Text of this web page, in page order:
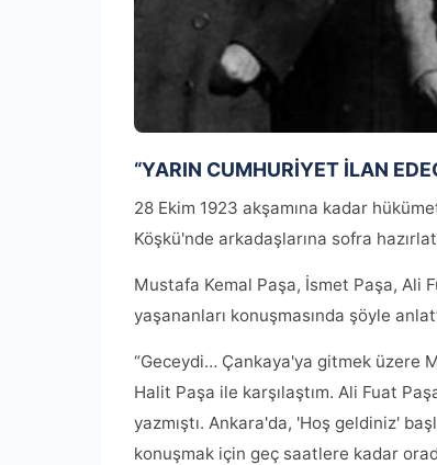
“YARIN CUMHURİYET İLAN
28 Ekim 1923 akşamına kadar
Köşkü'nde arkadaşlarına sofra
Mustafa Kemal Paşa, İsmet Paşa, Ali
yaşananları konuşmasında şöyle
“Geceydi… Çankaya'ya gitmek üzere
Halit Paşa ile karşılaştım. Ali Fuat
yazmıştı. Ankara'da, 'Hoş geldiniz'
konuşmak için geç saatlere kadar